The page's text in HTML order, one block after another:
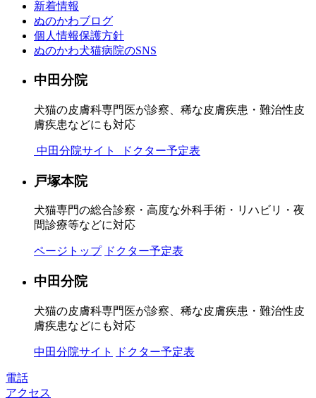
新着情報
ぬのかわブログ
個人情報保護方針
ぬのかわ犬猫病院のSNS
中田分院
犬猫の皮膚科専門医が診察、稀な皮膚疾患・難治性皮
膚疾患などにも対応
中田分院サイト ドクター予定表
戸塚本院
犬猫専門の総合診察・高度な外科手術・リハビリ・夜
間診療等などに対応
ページトップ ドクター予定表
中田分院
犬猫の皮膚科専門医が診察、稀な皮膚疾患・難治性皮
膚疾患などにも対応
中田分院サイト ドクター予定表
電話
アクセス